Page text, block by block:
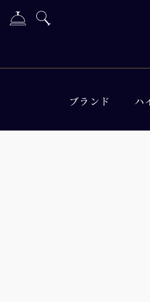
ブランド ハ